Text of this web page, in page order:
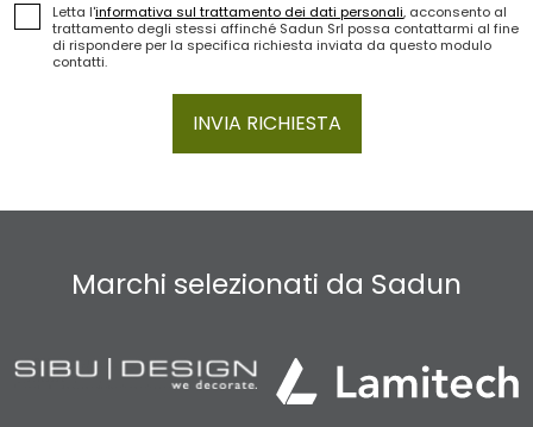
Letta l'informativa sul trattamento dei dati personali, acconsento al
trattamento degli stessi affinché Sadun Srl possa contattarmi al fine
di rispondere per la specifica richiesta inviata da questo modulo
contatti.
INVIA RICHIESTA
Marchi selezionati da Sadun